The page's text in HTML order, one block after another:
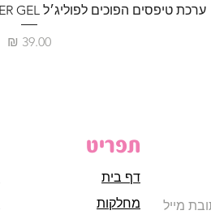
ערכת טיפסים הפוכים לפוליג׳ל POWER GEL – ‏4 צורות רב־פעמיות
מחיר
תפריט
דף בית
מחלקות